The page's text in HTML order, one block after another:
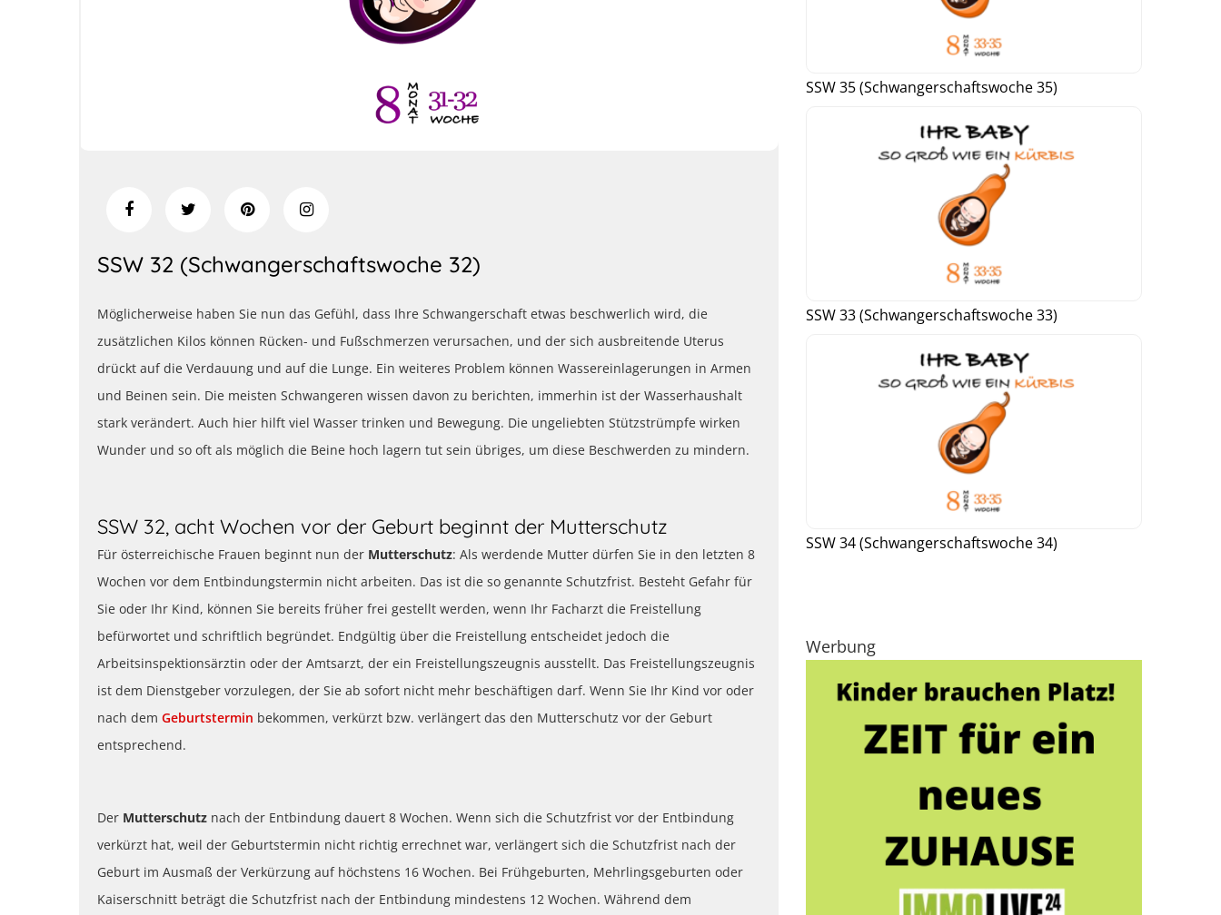
SSW 32 (Schwangerschaftswoche 32)
Möglicherweise haben Sie nun das Gefühl, dass Ihre Schwangerschaft etwas beschwerlich wird, die
zusätzlichen Kilos können Rücken- und Fußschmerzen verursachen, und der sich ausbreitende Uterus
drückt auf die Verdauung und auf die Lunge. Ein weiteres Problem können Wassereinlagerungen in Armen
und Beinen sein. Die meisten Schwangeren wissen davon zu berichten, immerhin ist der Wasserhaushalt
stark verändert. Auch hier hilft viel Wasser trinken und Bewegung. Die ungeliebten Stützstrümpfe wirken
Wunder und so oft als möglich die Beine hoch lagern tut sein übriges, um diese Beschwerden zu mindern.
SSW 32, acht Wochen vor der Geburt beginnt der Mutterschutz
Für österreichische Frauen beginnt nun der Mutterschutz: Als werdende Mutter dürfen Sie in den letzten 8
Wochen vor dem Entbindungstermin nicht arbeiten. Das ist die so genannte Schutzfrist. Besteht Gefahr für
Sie oder Ihr Kind, können Sie bereits früher frei gestellt werden, wenn Ihr Facharzt die Freistellung
befürwortet und schriftlich begründet. Endgültig über die Freistellung entscheidet jedoch die
Arbeitsinspektionsärztin oder der Amtsarzt, der ein Freistellungszeugnis ausstellt. Das Freistellungszeugnis
ist dem Dienstgeber vorzulegen, der Sie ab sofort nicht mehr beschäftigen darf. Wenn Sie Ihr Kind vor oder
nach dem Geburtstermin bekommen, verkürzt bzw. verlängert das den Mutterschutz vor der Geburt
entsprechend.
Der Mutterschutz nach der Entbindung dauert 8 Wochen. Wenn sich die Schutzfrist vor der Entbindung
verkürzt hat, weil der Geburtstermin nicht richtig errechnet war, verlängert sich die Schutzfrist nach der
Geburt im Ausmaß der Verkürzung auf höchstens 16 Wochen. Bei Frühgeburten, Mehrlingsgeburten oder
Kaiserschnitt beträgt die Schutzfrist nach der Entbindung mindestens 12 Wochen. Während dem
SSW 35 (Schwangerschaftswoche 35)
SSW 33 (Schwangerschaftswoche 33)
SSW 34 (Schwangerschaftswoche 34)
Werbung